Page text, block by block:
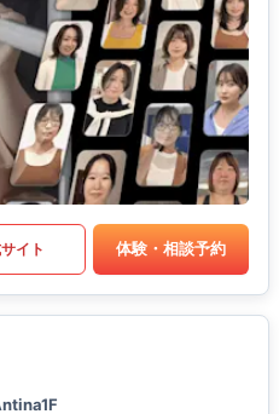
イト 体験・相談予約